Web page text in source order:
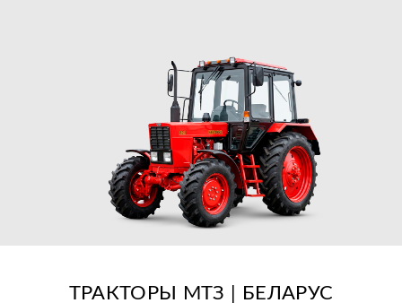
ТРАКТОРЫ МТЗ | БЕЛАРУС